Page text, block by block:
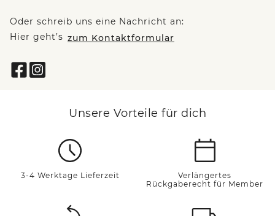
Oder schreib uns eine Nachricht an:
Hier geht’s zum Kontaktformular
Unsere Vorteile für dich
3-4 Werktage Lieferzeit
Verlängertes
Rückgaberecht für Member